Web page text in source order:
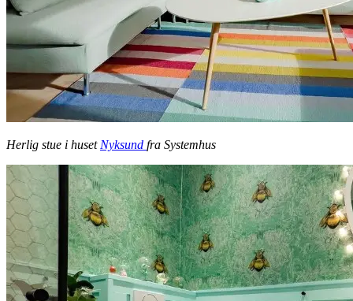
Herlig stue i huset Nyksund fra Systemhus